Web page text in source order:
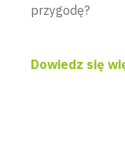
przygodę?
Dowiedz się